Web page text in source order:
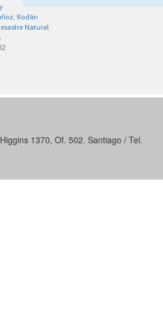
Rodán
Natural
1370, Of. 502. Santiago / Tel.